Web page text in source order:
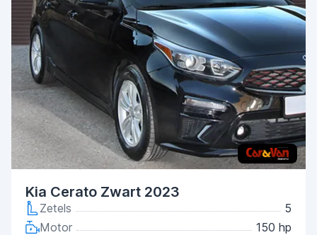
Kia Cerato Zwart 2023
Zetels
5
Motor
150 hp